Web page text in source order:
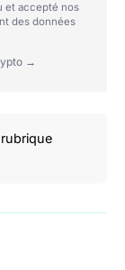
et accepté nos
des données
→